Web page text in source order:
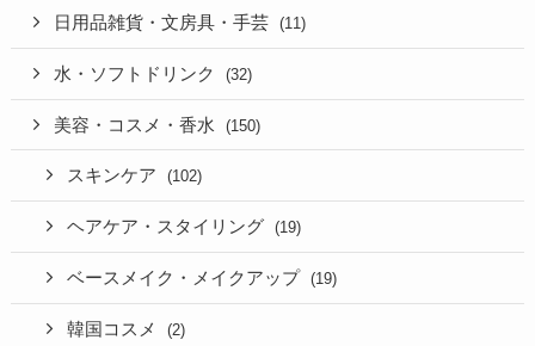
日用品雑貨・文房具・手芸 (11)
水・ソフトドリンク (32)
美容・コスメ・香水 (150)
スキンケア (102)
ヘアケア・スタイリング (19)
ベースメイク・メイクアップ (19)
韓国コスメ (2)